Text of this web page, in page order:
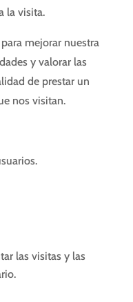
la visita.
mejorar nuestra
y valorar las
de prestar un
nos visitan.
las visitas y las